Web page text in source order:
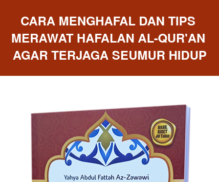
CARA MENGHAFAL DAN TIPS
MERAWAT HAFALAN AL-QUR'AN
AGAR TERJAGA SEUMUR HIDUP